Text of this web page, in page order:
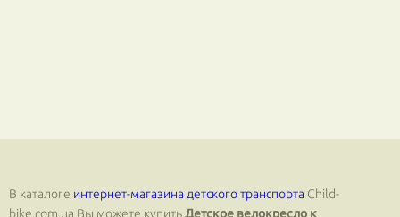
В каталоге интернет-магазина детского транспорта Сhild-
bike.com.ua Вы можете купитьДетское велокресло к